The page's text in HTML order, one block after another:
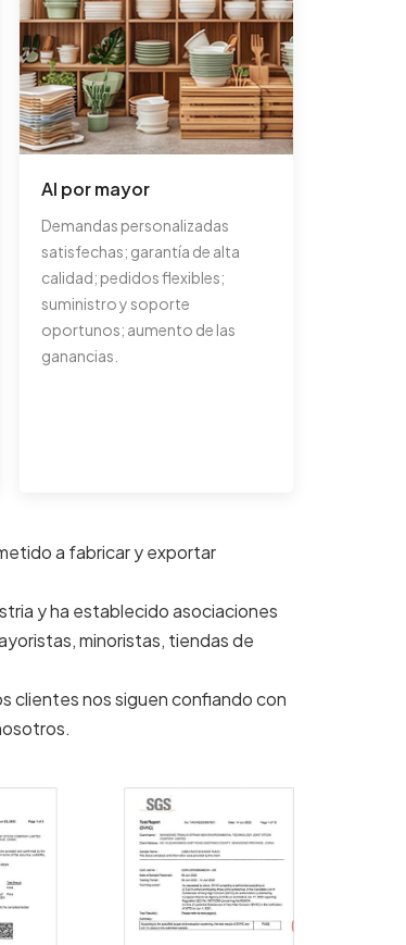
Al por mayor
Demandas personalizadas
satisfechas; garantía de alta
calidad; pedidos flexibles;
suministro y soporte
oportunos; aumento de las
ganancias.
a fabricar y exportar
y ha establecido asociaciones
minoristas, tiendas de
clientes nos siguen confiando con